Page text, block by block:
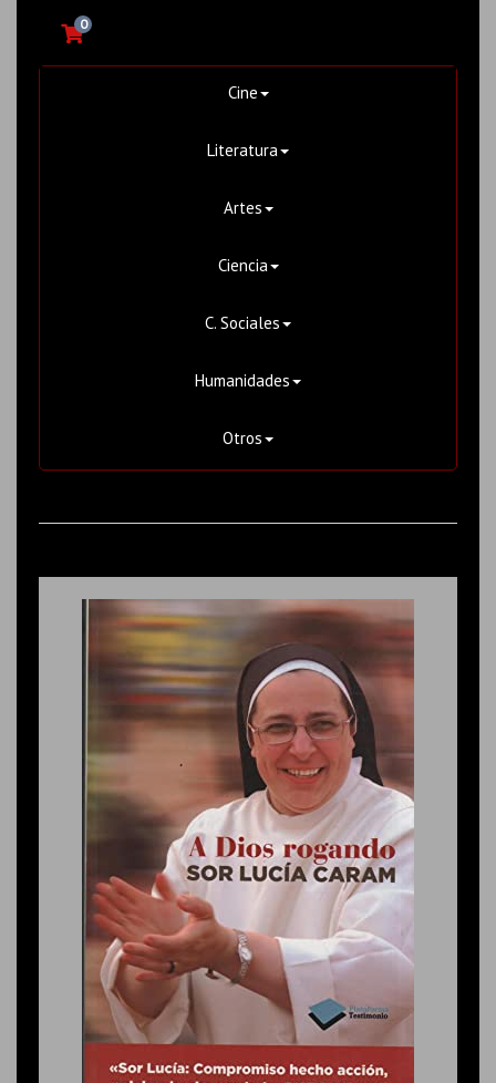
0
Cine
Literatura
Artes
Ciencia
C. Sociales
Humanidades
Otros